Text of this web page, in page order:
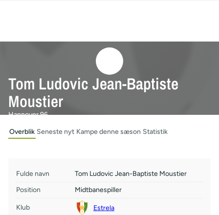
Tom Ludovic Jean-Baptiste
Moustier
Hannover 96
Overblik Seneste nyt Kampe denne sæson Statistik
Fulde navn
Tom Ludovic Jean-Baptiste Moustier
Position
Midtbanespiller
Klub Estrela